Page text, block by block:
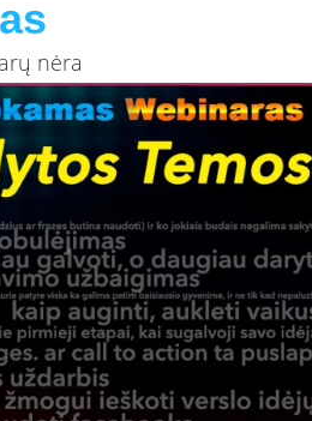
nėra